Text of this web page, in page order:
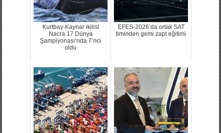
Kurtbay-Kaynar ikilisi
Nacra 17 Dünya
Şampiyonası’nda 7’nci
oldu
EFES-2026’da ortak SAT
timinden gemi zapt eğitimi